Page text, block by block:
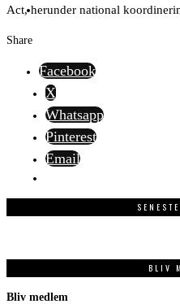
Act, herunder national
Share
Facebook
X
Whatsapp
Pinterest
Email
BLIV
Bliv medlem